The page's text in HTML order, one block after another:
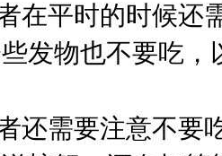
在平时的时候还
发物也不要吃
还需要注意不要